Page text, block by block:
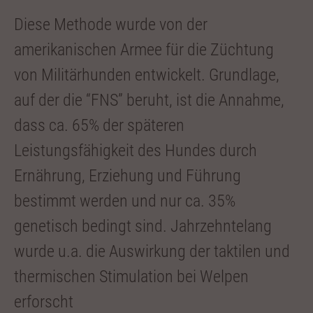
Diese Methode wurde von der
amerikanischen Armee für die Züchtung
von Militärhunden entwickelt. Grundlage,
auf der die “FNS” beruht, ist die Annahme,
dass ca. 65% der späteren
Leistungsfähigkeit des Hundes durch
Ernährung, Erziehung und Führung
bestimmt werden und nur ca. 35%
genetisch bedingt sind. Jahrzehntelang
wurde u.a. die Auswirkung der taktilen und
thermischen Stimulation bei Welpen
erforscht